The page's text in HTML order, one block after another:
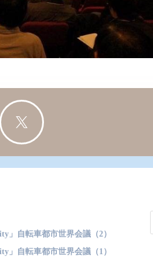

」自転車都市世界会議（2）
」自転車都市世界会議（1）